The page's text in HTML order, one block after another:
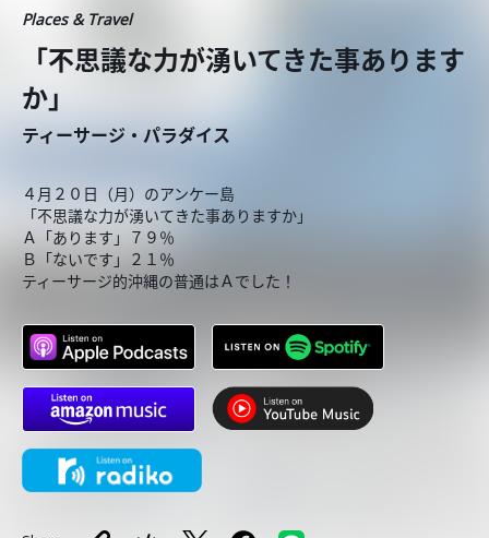
Places & Travel
「不思議な力が湧いてきた事あります
か」
ティーサージ・パラダイス
４月２０日（月）のアンケー島
「不思議な力が湧いてきた事ありますか」
Ａ「あります」７９％
Ｂ「ないです」２１％
ティーサージ的沖縄の普通はＡでした！